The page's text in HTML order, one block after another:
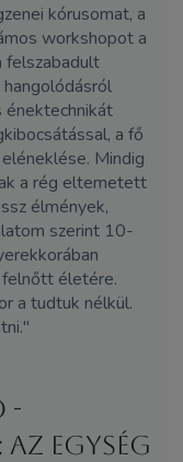
kórusomat, a
workshopot a
felszabadult
énektechnikát
a fő
Mindig
a rég eltemetett
élmények,
szerint 10-
felnőtt életére.
a tudtuk nélkül.
-
egység